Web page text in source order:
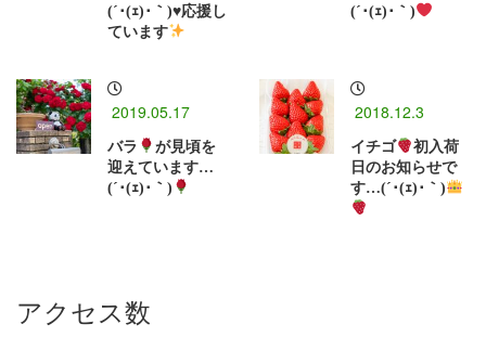
(´･(ｪ)･｀)♥応援し
ています
(´･(ｪ)･｀)
2019.05.17
バラ
が見頃を
迎えています…
(´･(ｪ)･｀)
2018.12.3
イチゴ
初入荷
日のお知らせで
す…(´･(ｪ)･｀)
アクセス数